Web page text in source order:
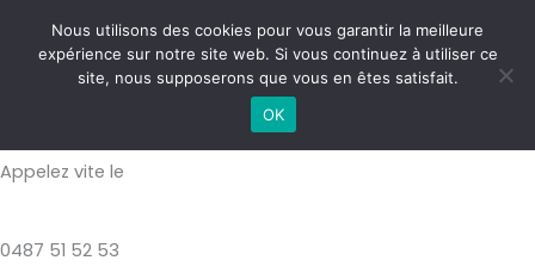
Appelez vite le
0487 51 52 53
Nous utilisons des cookies pour vous garantir la meilleure
expérience sur notre site web. Si vous continuez à utiliser ce
site, nous supposerons que vous en êtes satisfait.
OK